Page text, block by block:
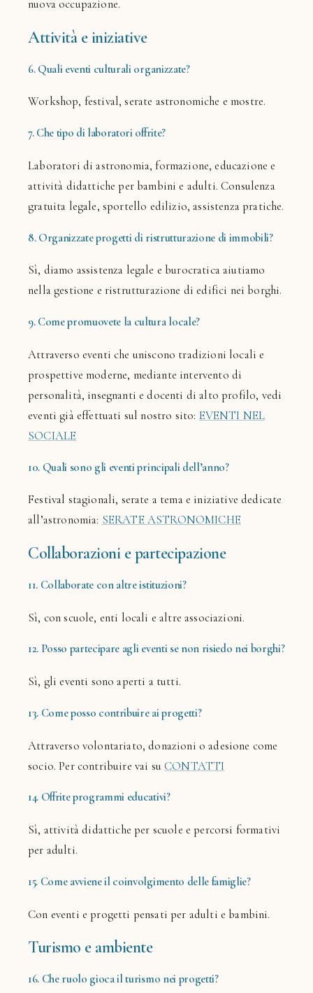
nuova occupazione.
Attività e iniziative
6. Quali eventi culturali organizzate?
Workshop, festival, serate astronomiche e mostre.
7. Che tipo di laboratori offrite?
Laboratori di astronomia, formazione, educazione e
attività didattiche per bambini e adulti. Consulenza
gratuita legale, sportello edilizio, assistenza pratiche.
8. Organizzate progetti di ristrutturazione di immobili?
Sì, diamo assistenza legale e burocratica aiutiamo
nella gestione e ristrutturazione di edifici nei borghi.
9. Come promuovete la cultura locale?
Attraverso eventi che uniscono tradizioni locali e
prospettive moderne, mediante intervento di
personalità, insegnanti e docenti di alto profilo, vedi
eventi già effettuati sul nostro sito: EVENTI NEL
SOCIALE
10. Quali sono gli eventi principali dell’anno?
Festival stagionali, serate a tema e iniziative dedicate
all’astronomia: SERATE ASTRONOMICHE
Collaborazioni e partecipazione
11. Collaborate con altre istituzioni?
Sì, con scuole, enti locali e altre associazioni.
12. Posso partecipare agli eventi se non risiedo nei borghi?
Sì, gli eventi sono aperti a tutti.
13. Come posso contribuire ai progetti?
Attraverso volontariato, donazioni o adesione come
socio. Per contribuire vai suCONTATTI
14. Offrite programmi educativi?
Sì, attività didattiche per scuole e percorsi formativi
per adulti.
15. Come avviene il coinvolgimento delle famiglie?
Con eventi e progetti pensati per adulti e bambini.
Turismo e ambiente
16. Che ruolo gioca il turismo nei progetti?